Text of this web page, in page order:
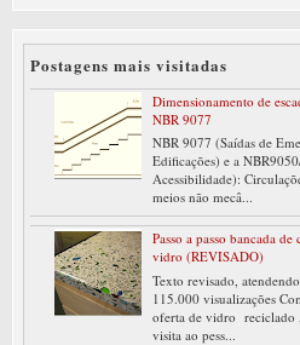
Postagens mais visitadas
Dimensionamento de
NBR 9077
NBR 9077 (Saídas de
Edificações) e a
Acessibilidade):
meios não mecâ...
Passo a passo bancada
vidro (REVISADO)
Texto revisado,
115.000 visualizações
oferta de vidro reciclado
visita ao pess...